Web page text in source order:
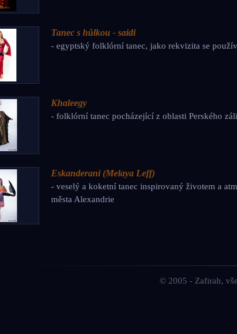
Tanec s hůlkou - saidi
- egyptský folklórní tanec, jako rekvizita se
Khaleegy
- folklórní tanec pocházející z oblasti Perského
Eskanderani (Melaya Leff)
- veselý a koketní tanec inspirovaný životem a
města Alexandrie
© 2005 - Zafirah,